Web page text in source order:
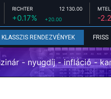
RICHTER 12 130.00
+0.17% +20.00 -
KLASSZIS RENDEZVÉNYEK FRISS
- nyugdíj - infláció -